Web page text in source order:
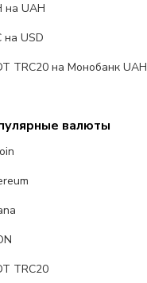
на UAH
на USD
TRC20 на Монобанк UAH
валюты
TRC20